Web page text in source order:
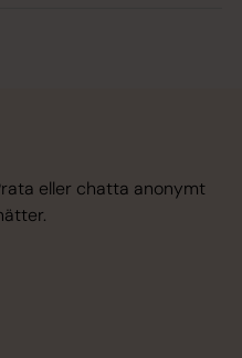
eller chatta anonymt